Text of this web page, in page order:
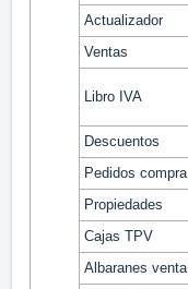
Actualizador
Ventas
Libro IVA
Descuentos
Pedidos compra
Propiedades
Cajas TPV
Albaranes venta